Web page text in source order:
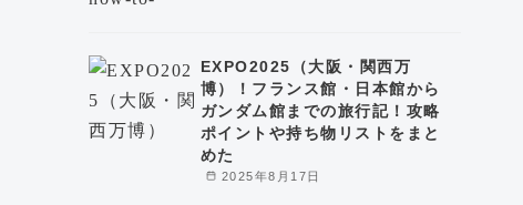
2025年8月17日
EXPO2025（大阪・関西万
博）！フランス館・日本館から
ガンダム館までの旅行記！攻略
ポイントや持ち物リストをまと
めた